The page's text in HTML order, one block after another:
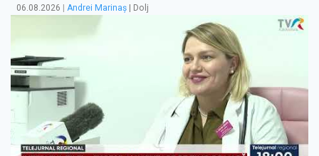
06.08.2026 Andrei Marinaș | Dolj